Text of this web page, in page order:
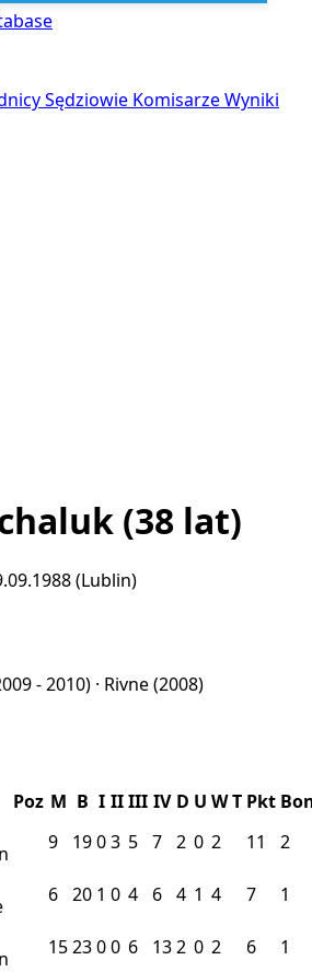
Sędziowie KomisarzeWyniki
(38 lat)
(Lublin)
- 2010) · Rivne(2008)
Poz M B I IIIII IV D U WT Pkt
9 1903 5 7 2 0 2 11 2
6 20 1 0 4 6 4 1 4 7 1
152300 6 132 0 2 6 1